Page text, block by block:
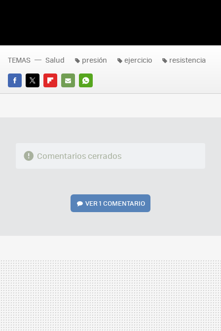
FACEBOOK
TWITTERFLIPBOARD
E-
WHATSAPP
TEMAS Salud presión ejercicio resistencia
Comentarios cerrados
VER1 COMENTARIO